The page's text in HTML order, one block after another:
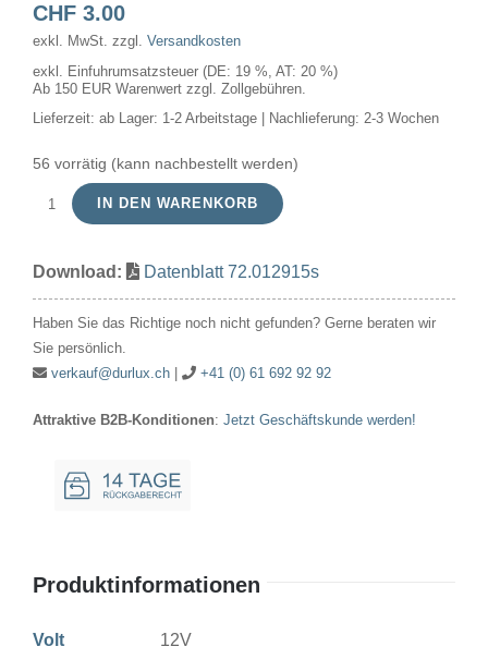
CHF3.00
exkl. MwSt. zzgl. Versandkosten
exkl. Einfuhrumsatzsteuer (DE: 19 %, AT: 20 %)
Ab 150 EUR Warenwert zzgl. Zollgebühren.
Lieferzeit: ab Lager: 1-2 Arbeitstage | Nachlieferung: 2-3 Wochen
56 vorrätig (kann nachbestellt werden)
Signallampe
12V
18x35mm
Ba15s
IN DEN WARENKORB
Download: Datenblatt 72.012915s
Haben Sie das Richtige noch nicht gefunden? Gerne beraten wir
Sie persönlich.
verkauf@durlux.ch| +41 (0) 61 692 92 92
Attraktive B2B-Konditionen: Jetzt Geschäftskunde werden!
Produktinformationen
Volt 12V